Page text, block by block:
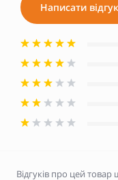
Написати відгук
Відгуків про цей